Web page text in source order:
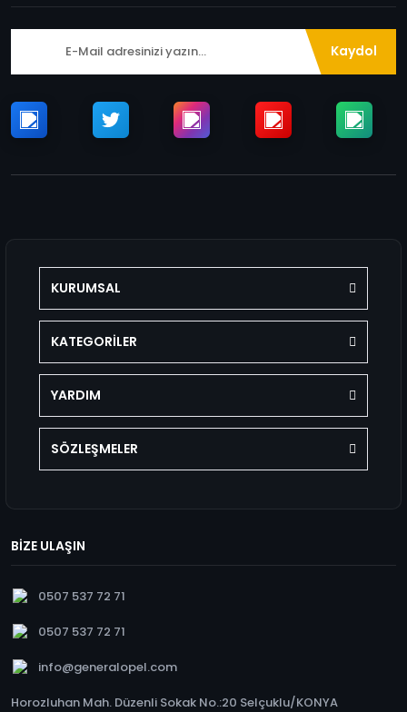
Kaydol
KURUMSAL
KATEGORİLER
YARDIM
SÖZLEŞMELER
BİZE ULAŞIN
0507 537 72 71
0507 537 72 71
info@generalopel.com
Horozluhan Mah. Düzenli Sokak No.:20 Selçuklu/KONYA